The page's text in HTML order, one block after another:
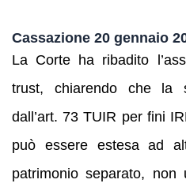
Cassazione 20 gennaio
La Corte ha ribadito
trust, chiarendo che la
dall’art. 73 TUIR per fini
può essere estesa ad
patrimonio separato,